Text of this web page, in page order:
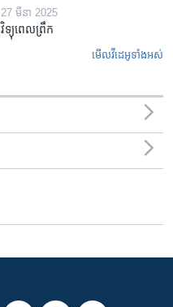
27 មីនា 2025
វិទ្យុពេលព្រឹក
មើល​វីដេអូ​ទាំង​អស់